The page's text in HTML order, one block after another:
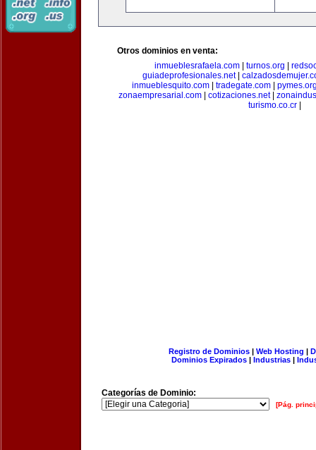
Otros dominios en venta:
inmueblesrafaela.com
turnos.org
guiadeprofesionales.net|
inmueblesquito.com
tradegate.com
zonaempresarial.com| cotizaciones.net|
turismo.co.cr|
Registro de Dominios| Web Hosting |
Dominios Expirados | Industrias |
Categorías de Dominio:
[Pág.